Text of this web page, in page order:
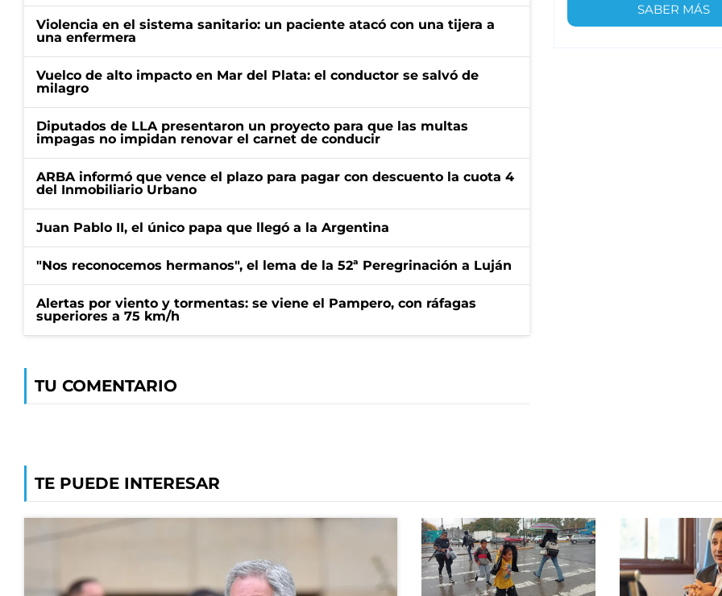
Violencia en el sistema sanitario: un paciente atacó con una tijera a
una enfermera
Vuelco de alto impacto en Mar del Plata: el conductor se salvó de
milagro
Diputados de LLA presentaron un proyecto para que las multas
impagas no impidan renovar el carnet de conducir
ARBA informó que vence el plazo para pagar con descuento la cuota 4
del Inmobiliario Urbano
Juan Pablo II, el único papa que llegó a la Argentina
"Nos reconocemos hermanos", el lema de la 52ª Peregrinación a Luján
Alertas por viento y tormentas: se viene el Pampero, con ráfagas
superiores a 75 km/h
TU COMENTARIO
SABER MÁS
TE PUEDE INTERESAR